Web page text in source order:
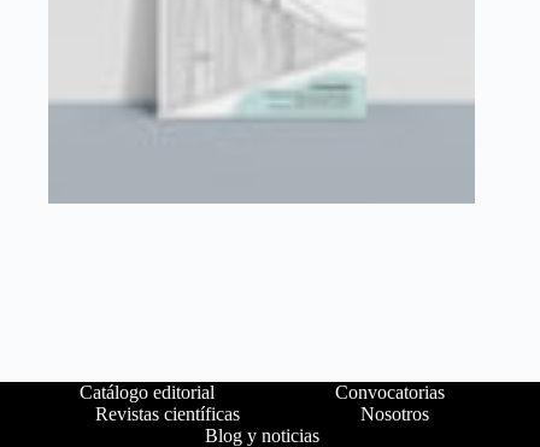
Catálogo editorial
Convocatorias
Revistas científicas
Nosotros
Blog y noticias